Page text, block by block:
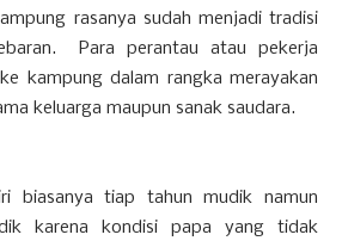
rasanya sudah menjadi tradisi
Para perantau atau pekerja
kampung dalam rangka merayakan
keluarga maupun sanak saudara.
biasanya tiap tahun mudik namun
karena kondisi papa yang tidak